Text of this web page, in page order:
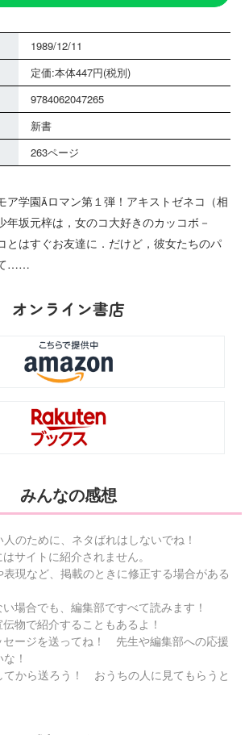
1989/12/11
定価:本体447円(税別)
9784062047265
新書
263ページ
ア学園ロマン第１弾！アキストゼネコ（相
年坂元梓は，女のコ大好きのカッコボ－
とはすぐお友達に．だけど，彼女たちのパ
て……
オンライン書店
みんなの感想
のために、ネタばれはしないでね！
サイトに紹介されません。
現など、掲載のときに修正する場合がある
場合でも、編集部ですべて読みます！
物で紹介することもあるよ！
ージを送ってね！ 先生や編集部への応援
！
から送ろう！ おうちの人に見てもらうと